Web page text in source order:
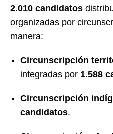
2.010 candidatos
organizadas por
manera:
Circunscripción
integradas por 1.588
Circunscripción
candidatos.